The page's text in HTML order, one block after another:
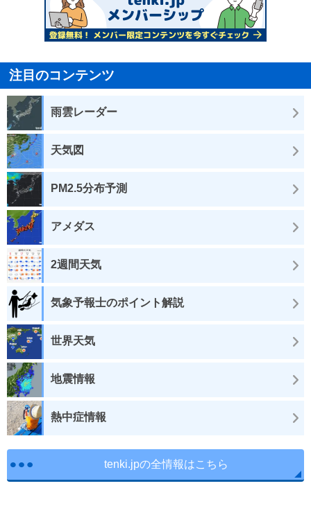
注目のコンテンツ
雨雲レーダー
天気図
PM2.5分布予測
アメダス
2週間天気
気象予報士のポイント解説
世界天気
地震情報
熱中症情報
tenki.jpの全情報はこちら